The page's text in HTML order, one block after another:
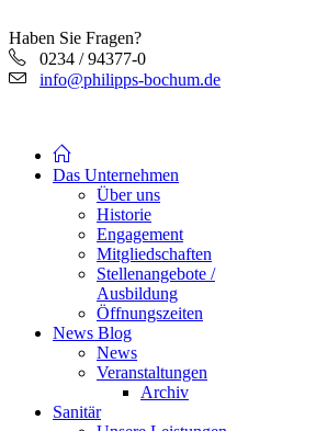
Haben Sie Fragen?
0234 / 94377-0
info@philipps-bochum.de
Das Unternehmen
Über uns
Historie
Engagement
Mitgliedschaften
Stellenangebote /
Ausbildung
Öffnungszeiten
News Blog
News
Veranstaltungen
Archiv
Sanitär